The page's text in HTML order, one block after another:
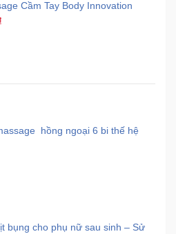
Cầm Tay Body Innovation
hồng ngoại 6 bi thế hệ
bụng cho phụ nữ sau sinh – Sử